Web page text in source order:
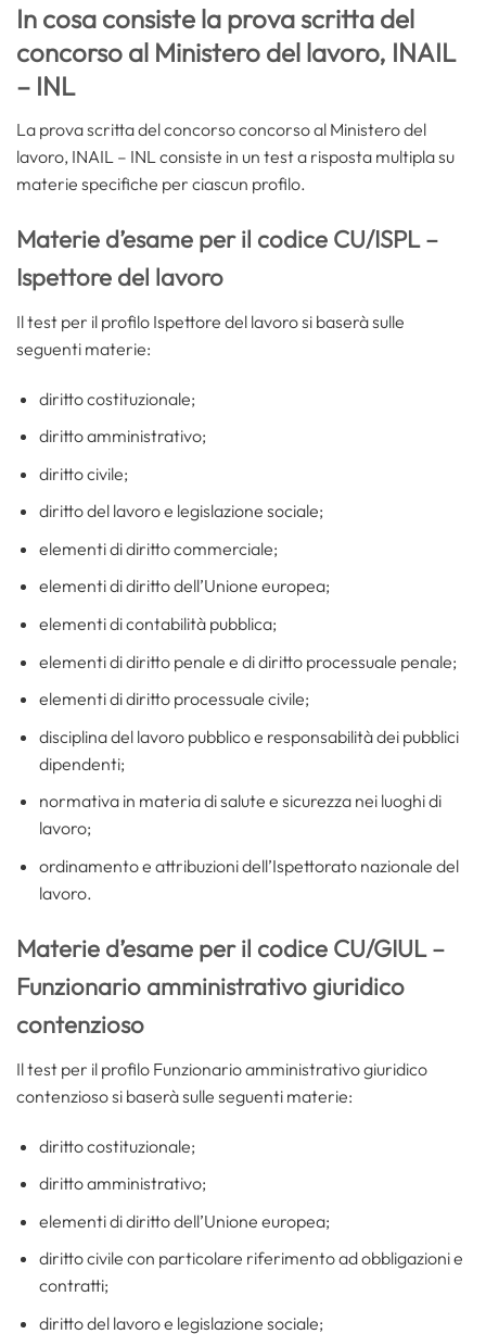
In cosa consiste la prova scritta del
concorso al Ministero del lavoro, INAIL
– INL
La prova scritta del concorso concorso al Ministero del
lavoro, INAIL – INL consiste in un test a risposta multipla su
materie specifiche per ciascun profilo.
Materie d’esame per il codice CU/ISPL –
Ispettore del lavoro
Il test per il profilo Ispettore del lavoro si baserà sulle
seguenti materie:
diritto costituzionale;
diritto amministrativo;
diritto civile;
diritto del lavoro e legislazione sociale;
elementi di diritto commerciale;
elementi di diritto dell’Unione europea;
elementi di contabilità pubblica;
elementi di diritto penale e di diritto processuale penale;
elementi di diritto processuale civile;
disciplina del lavoro pubblico e responsabilità dei pubblici
dipendenti;
normativa in materia di salute e sicurezza nei luoghi di
lavoro;
ordinamento e attribuzioni dell’Ispettorato nazionale del
lavoro.
Materie d’esame per il codice CU/GIUL –
Funzionario amministrativo giuridico
contenzioso
Il test per il profilo Funzionario amministrativo giuridico
contenzioso si baserà sulle seguenti materie:
diritto costituzionale;
diritto amministrativo;
elementi di diritto dell’Unione europea;
diritto civile con particolare riferimento ad obbligazioni e
contratti;
diritto del lavoro e legislazione sociale;